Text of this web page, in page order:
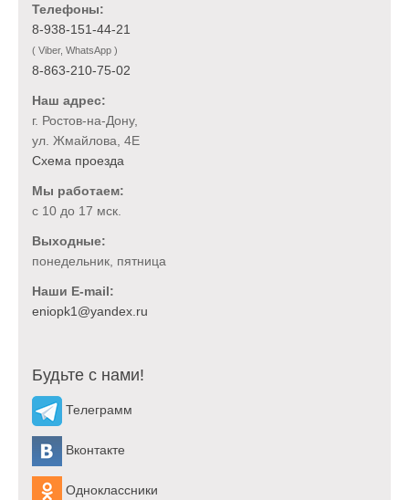
Телефоны:
8-938-151-44-21
( Viber, WhatsApp )
8-863-210-75-02
Наш адрес:
г. Ростов-на-Дону,
ул. Жмайлова, 4Е
Схема проезда
Мы работаем:
с 10 до 17 мск.
Выходные:
понедельник, пятница
Наши E-mail:
Будьте с нами!
Телеграмм
Вконтакте
Одноклассники